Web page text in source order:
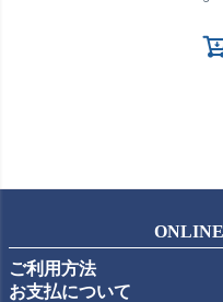
ご利用方法
お支払について